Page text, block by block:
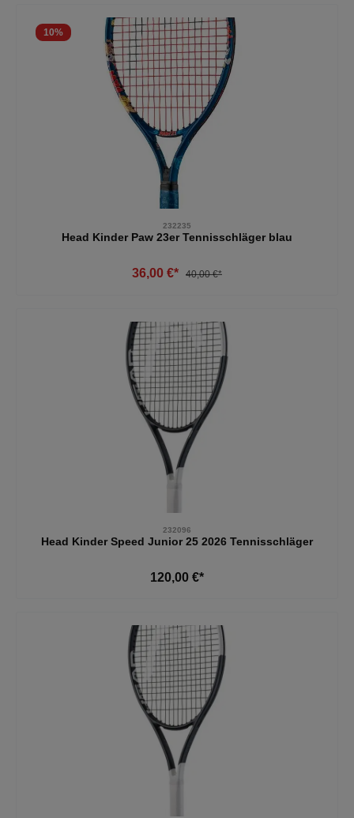
10%
232235
Head Kinder Paw 23er Tennisschläger blau
36,00 €* 40,00 €*
232096
Head Kinder Speed Junior 25 2026 Tennisschläger
120,00 €*